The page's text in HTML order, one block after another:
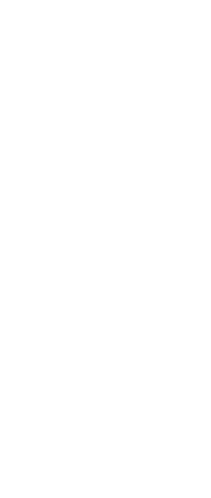
aufwerten möchten.
Innenarchitektur